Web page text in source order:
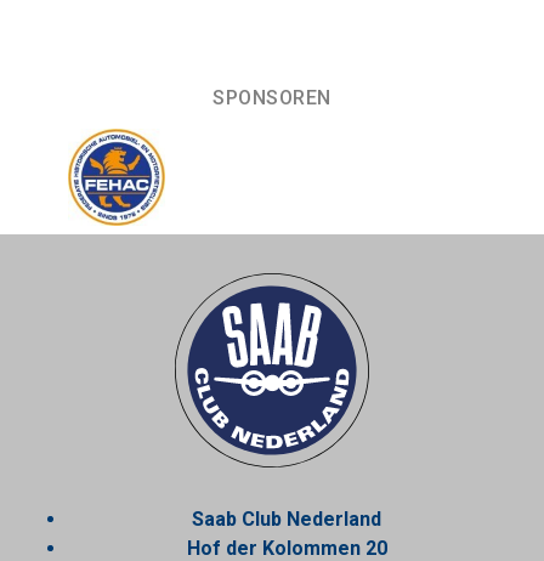
SPONSOREN
Saab Club Nederland
Hof der Kolommen 20